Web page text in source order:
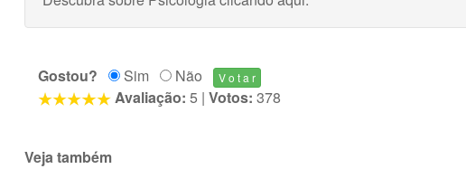
Gostou? Sim
Não
Avaliação: 5 | Votos: 378
Veja também